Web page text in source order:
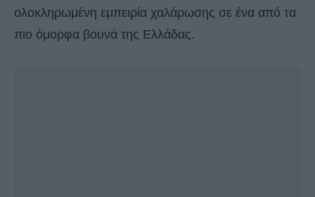
ολοκληρωμένη εμπειρία χαλάρωσης σε ένα από τα
πιο όμορφα βουνά της Ελλάδας.